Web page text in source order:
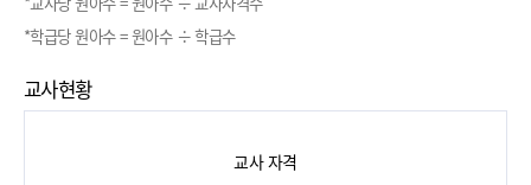
*학급당 원아수 = 원아수 ÷ 학급수
교사현황
교사 자격